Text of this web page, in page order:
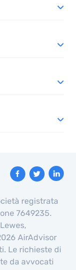
registrata
7649235.
AirAdvisor
Le richieste di
da avvocati